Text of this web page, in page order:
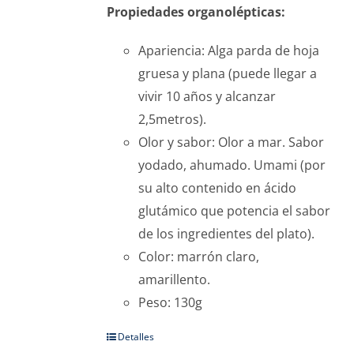
Propiedades organolépticas:
Apariencia: Alga parda de hoja
gruesa y plana (puede llegar a
vivir 10 años y alcanzar
2,5metros).
Olor y sabor: Olor a mar. Sabor
yodado, ahumado. Umami (por
su alto contenido en ácido
glutámico que potencia el sabor
de los ingredientes del plato).
Color: marrón claro,
amarillento.
Peso: 130g
Detalles